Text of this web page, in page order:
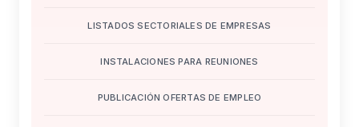
LISTADOS SECTORIALES DE EMPRESAS
INSTALACIONES PARA REUNIONES
PUBLICACIÓN OFERTAS DE EMPLEO